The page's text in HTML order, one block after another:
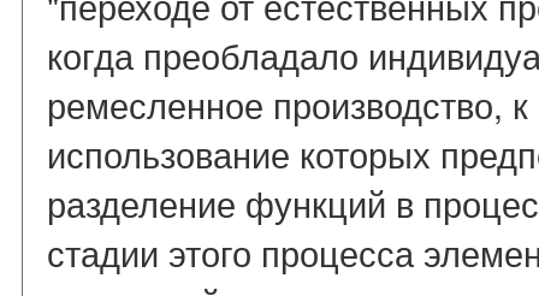
когда преобладало
ремесленное производство,
использование которых
разделение функций в
стадии этого процесса